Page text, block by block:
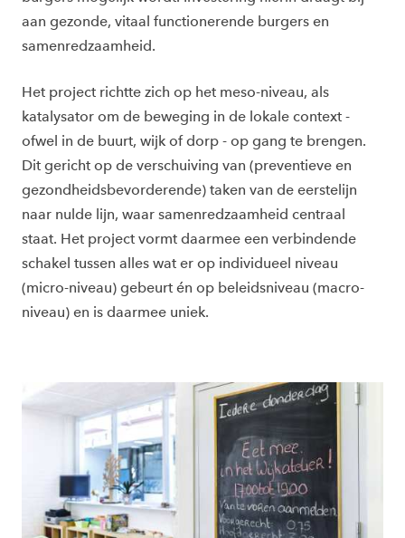
aan gezonde, vitaal functionerende burgers en
samenredzaamheid.
Het project richtte zich op het meso-niveau, als
katalysator om de beweging in de lokale context -
ofwel in de buurt, wijk of dorp - op gang te brengen.
Dit gericht op de verschuiving van (preventieve en
gezondheidsbevorderende) taken van de eerstelijn
naar nulde lijn, waar samenredzaamheid centraal
staat. Het project vormt daarmee een verbindende
schakel tussen alles wat er op individueel niveau
(micro-niveau) gebeurt én op beleidsniveau (macro-
niveau) en is daarmee uniek.